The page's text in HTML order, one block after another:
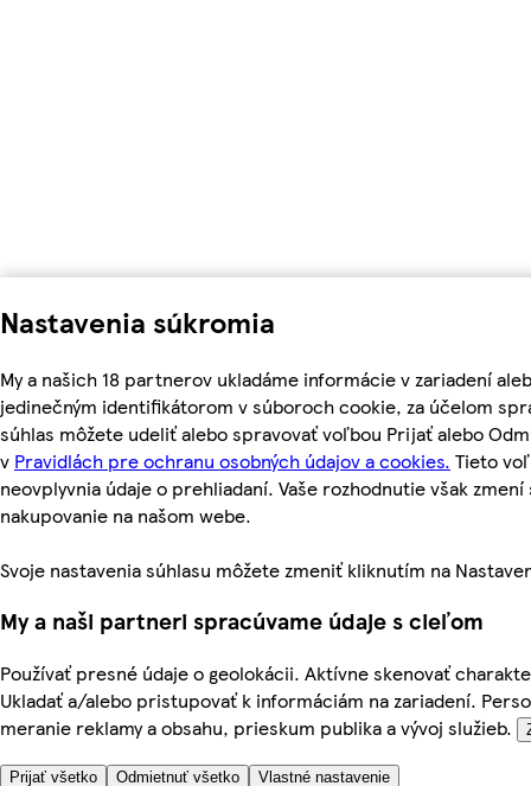
Nastavenia súkromia
My a našich 18 partnerov ukladáme informácie v zariadení
jedinečným identifikátorom v súboroch cookie, za účelom
súhlas môžete udeliť alebo spravovať voľbou Prijať alebo
v Pravidlách pre ochranu osobných údajov a cookies. Tieto
neovplyvnia údaje o prehliadaní. Vaše rozhodnutie však
nakupovanie na našom webe.
Svoje nastavenia súhlasu môžete zmeniť kliknutím na
My a naši partneri spracúvame údaje s cieľom
Používať presné údaje o geolokácii. Aktívne skenovať
Ukladať a/alebo pristupovať k informáciám na zariadení.
meranie reklamy a obsahu, prieskum publika a vývoj služieb.
Prijať všetko Odmietnuť všetko Vlastné nastavenie